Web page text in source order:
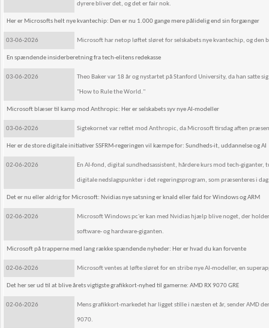
dyrere bliver det, og det er fair nok.
Her er Microsofts helt nye kvantechip: Den er nu 1.000 gange mere pålidelig end sin forgænger
03-06-2026 Microsoft har netop løftet sløret for selskabets nye kvantechip, og
En spændende insiderberetning fra tech-elitens redekasse
03-06-2026 Theo Baker var 18 år og nystartet på Stanford University, da han satte
"How to Rule the World."
Microsoft blæser til kamp mod Anthropic: Her er selskabets syv nye AI-modeller
03-06-2026 Sigtekornet var rettet mod Anthropic, da Microsoft tirsdag aften
Her er de store digitale initiativer SSFRM-regeringen vil kæmpe for: Sundheds-it, uddannelse og AI
02-06-2026 En AI-fond, digital sundhedsassistent, hårdere kurs mod tech-
digitale nedslagspunkter i det regeringsprogram, som præsenteres i
Det er nu eller aldrig for Microsoft: Nvidias nye satsning er knald eller fald for Windows og ARM
02-06-2026 Microsoft Windows pc'er kan med Nvidias hjælp blive noget, der
software- og hardware-giganten.
Microsoft på trapperne med lang række spændende nyheder: Her er hvad du kan forvente
02-06-2026 Microsoft ventes at løfte sløret for en stribe nye AI-modeller, en
Det her ser ud til at blive årets vigtigste grafikkort-nyhed til gamerne: AMD RX 9070 GRE
02-06-2026 Mens grafikkort-markedet har ligget stille i næsten et år, sender AMD
9070.